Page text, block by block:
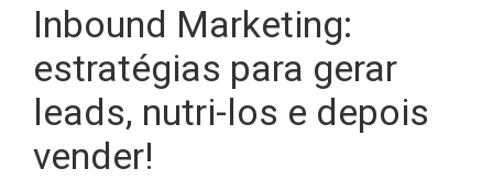
Inbound Marketing:
estratégias para gerar
leads, nutri-los e depois
vender!